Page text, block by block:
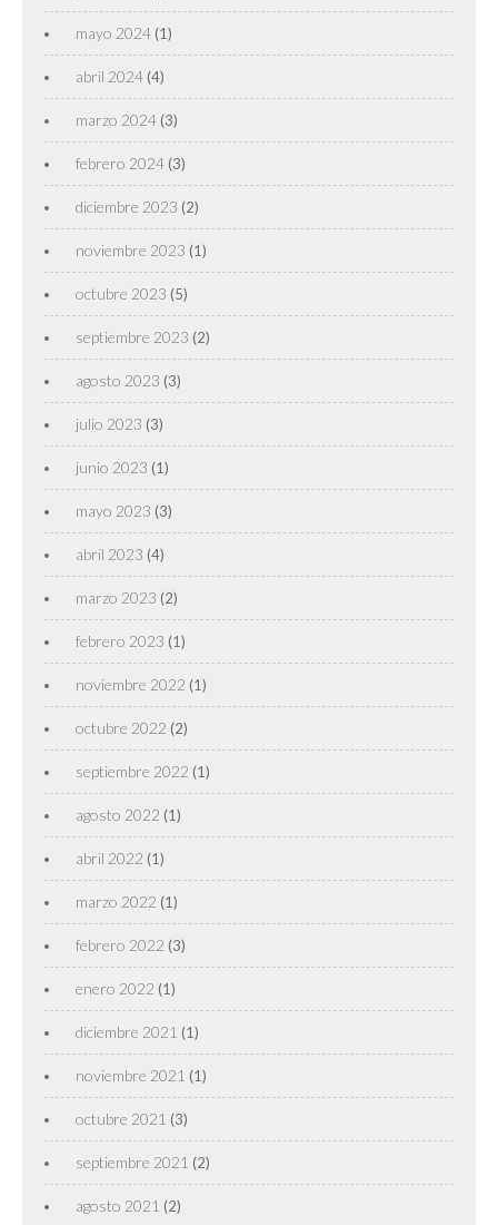
mayo 2024 (1)
abril 2024 (4)
marzo 2024 (3)
febrero 2024 (3)
diciembre 2023 (2)
noviembre 2023 (1)
octubre 2023 (5)
septiembre 2023 (2)
agosto 2023 (3)
julio 2023 (3)
junio 2023 (1)
mayo 2023 (3)
abril 2023 (4)
marzo 2023 (2)
febrero 2023 (1)
noviembre 2022 (1)
octubre 2022 (2)
septiembre 2022 (1)
agosto 2022 (1)
abril 2022 (1)
marzo 2022 (1)
febrero 2022 (3)
enero 2022 (1)
diciembre 2021 (1)
noviembre 2021 (1)
octubre 2021 (3)
septiembre 2021 (2)
agosto 2021 (2)